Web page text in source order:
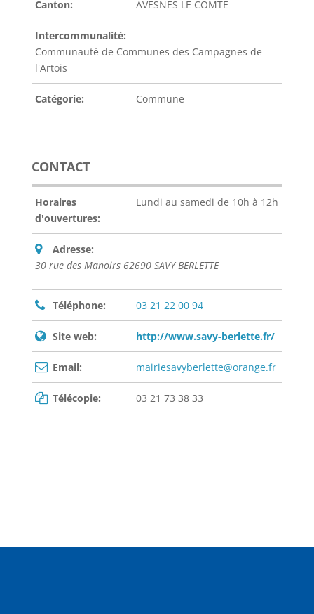
Canton: AVESNES LE COMTE
Intercommunalité:
Communauté de Communes des Campagnes de
l'Artois
Catégorie: Commune
CONTACT
Horaires
d'ouvertures:
Lundi au samedi de 10h à 12h
Adresse:
30 rue des Manoirs 62690 SAVY BERLETTE
Téléphone: 03 21 22 00 94
Site web: http://www.savy-berlette.fr/
Email: mairiesavyberlette@orange.fr
Télécopie: 03 21 73 38 33